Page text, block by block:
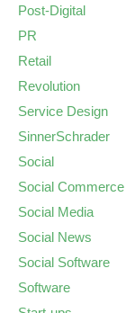
Post-Digital
PR
Retail
Revolution
Service Design
SinnerSchrader
Social
Social Commerce
Social Media
Social News
Social Software
Software